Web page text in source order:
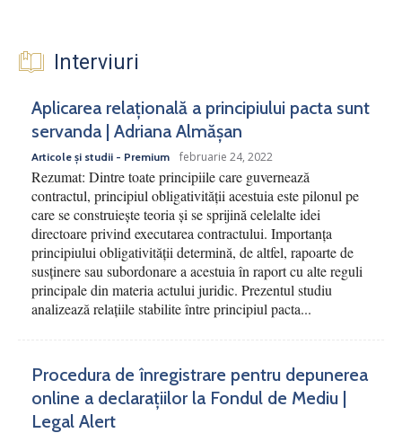
Interviuri
Aplicarea relațională a principiului pacta sunt
servanda | Adriana Almășan
Articole și studii - Premium februarie 24, 2022
Rezumat: Dintre toate principiile care guvernează
contractul, principiul obligativității acestuia este pilonul pe
care se construiește teoria și se sprijină celelalte idei
directoare privind executarea contractului. Importanța
principiului obligativității determină, de altfel, rapoarte de
susținere sau subordonare a acestuia în raport cu alte reguli
principale din materia actului juridic. Prezentul studiu
analizează relațiile stabilite între principiul pacta...
Procedura de înregistrare pentru depunerea
online a declarațiilor la Fondul de Mediu |
Legal Alert